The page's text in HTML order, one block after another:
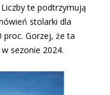
te podtrzymują
stolarki dla
Gorzej, że ta
sezonie 2024.